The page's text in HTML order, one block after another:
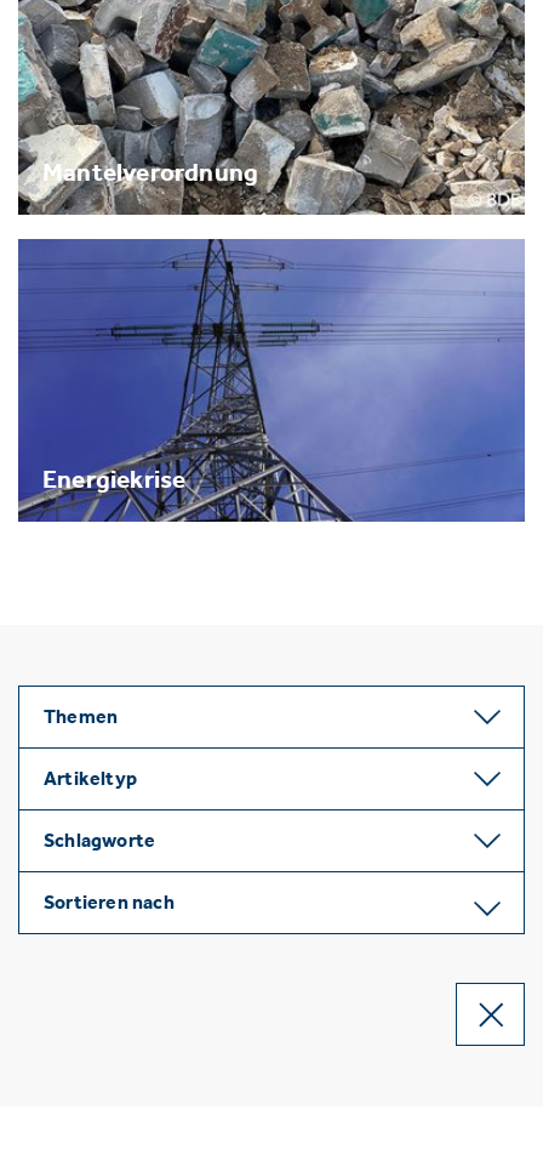
Mantelverordnung
Energiekrise
Themen
Artikeltyp
Schlagworte
Sortieren nach